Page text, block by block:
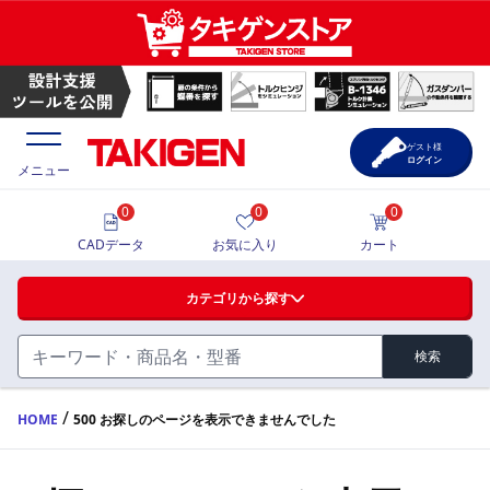
ハンドル・取手・つまみ・周辺機器
FA・A
蝶番・ステー・周辺機器
価格一覧
製品カタログ
メニュー
カテゴリから探す
検索
0
CADデータ
0
お気に入り
0
カート
ゲスト様
ログイン
HOME / 500 お探しのページを表示できませんでした